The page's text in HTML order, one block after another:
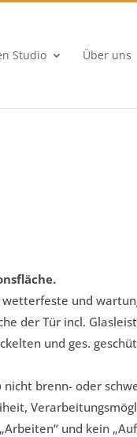
Studio Über uns
und
der Tür incl.
und ges.
brenn- oder
und kein